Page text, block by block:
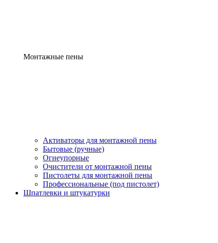
Монтажные пены
Активаторы для монтажной пены
Бытовые (ручные)
Огнеупорные
Очистители от монтажной пены
Пистолеты для монтажной пены
Профессиональные (под пистолет)
Шпатлевки и штукатурки